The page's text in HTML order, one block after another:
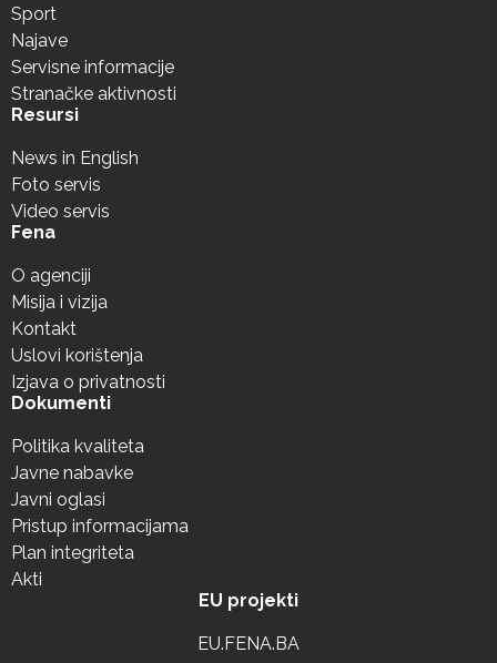
Sport
Najave
Servisne informacije
Stranačke aktivnosti
Resursi
News in English
Foto servis
Video servis
Fena
O agenciji
Misija i vizija
Kontakt
Uslovi korištenja
Izjava o privatnosti
Dokumenti
Politika kvaliteta
Javne nabavke
Javni oglasi
Pristup informacijama
Plan integriteta
Akti
EU projekti
EU.FENA.BA